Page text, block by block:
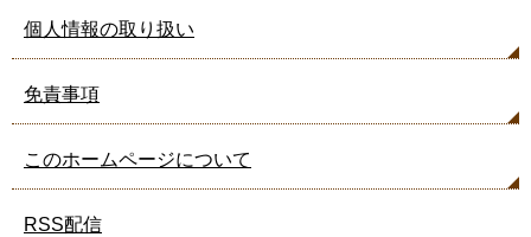
ー
ジ
も
見
て
い
ま
す
個人情報の取り扱い
免責事項
このホームページについて
RSS配信